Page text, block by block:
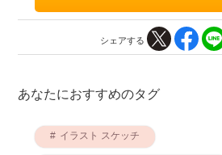
シェアする
あなたにおすすめのタグ
イラスト スケッチ